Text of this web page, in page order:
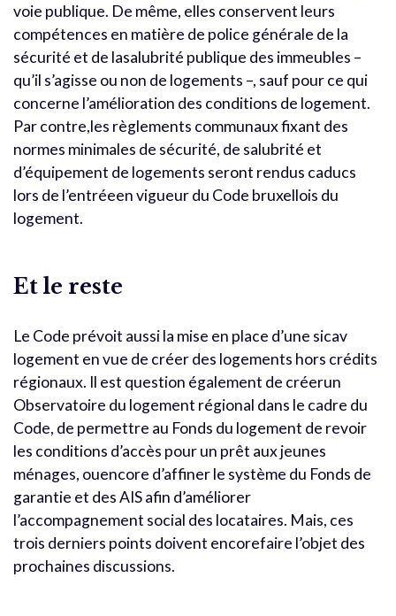
voie publique. De même, elles conservent leurs
compétences en matière de police générale de la
sécurité et de lasalubrité publique des immeubles –
qu’il s’agisse ou non de logements –, sauf pour ce qui
concerne l’amélioration des conditions de logement.
Par contre,les règlements communaux fixant des
normes minimales de sécurité, de salubrité et
d’équipement de logements seront rendus caducs
lors de l’entréeen vigueur du Code bruxellois du
logement.
Et le reste
Le Code prévoit aussi la mise en place d’une sicav
logement en vue de créer des logements hors crédits
régionaux. Il est question également de créerun
Observatoire du logement régional dans le cadre du
Code, de permettre au Fonds du logement de revoir
les conditions d’accès pour un prêt aux jeunes
ménages, ouencore d’affiner le système du Fonds de
garantie et des AIS afin d’améliorer
l’accompagnement social des locataires. Mais, ces
trois derniers points doivent encorefaire l’objet des
prochaines discussions.